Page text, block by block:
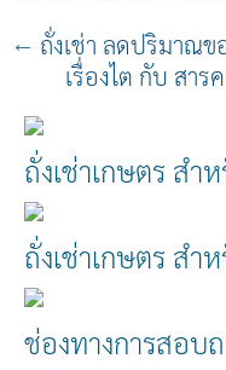
← ถั่งเช่า ลดปริมาณข
เรื่องไต กับ สา
ถั่งเช่าเกษตร สำ
ถั่งเช่าเกษตร สำ
ช่องทางการสอบ